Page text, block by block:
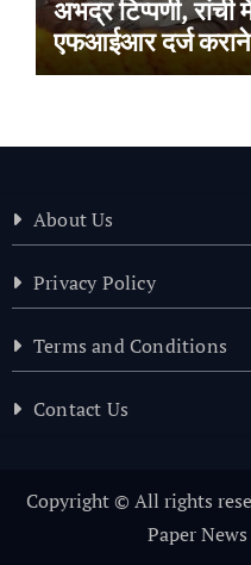
अभद्र टिप्पणी,
एफआईआर दर्ज कराने
About Us
Privacy Policy
Terms and Conditions
Contact Us
Copyright © All rights
Paper News